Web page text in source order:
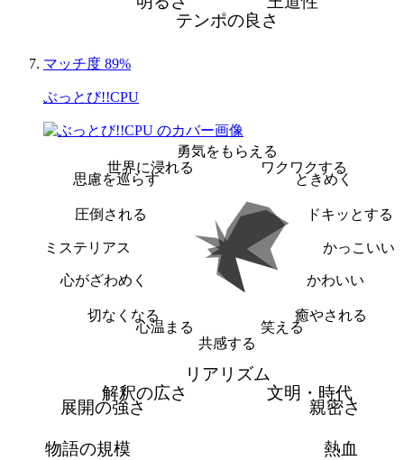
テンポの良さ
マッチ度 89%
ぶっとび!!CPU
勇気をもらえる
ワクワクする
ときめく
ドキッとする
かっこいい
かわいい
癒やされる
笑える
共感する
心温まる
切なくなる
心がざわめく
ミステリアス
圧倒される
思慮を巡らす
世界に浸れる
リアリズム
文明・時代
親密さ
熱血
物語の規模
展開の強さ
解釈の広さ